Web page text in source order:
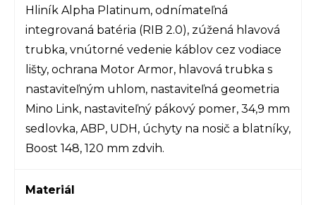
Hliník Alpha Platinum, odnímateľná
integrovaná batéria (RIB 2.0), zúžená hlavová
trubka, vnútorné vedenie káblov cez vodiace
lišty, ochrana Motor Armor, hlavová trubka s
nastaviteľným uhlom, nastaviteľná geometria
Mino Link, nastaviteľný pákový pomer, 34,9 mm
sedlovka, ABP, UDH, úchyty na nosič a blatníky,
Boost 148, 120 mm zdvih.
Materiál